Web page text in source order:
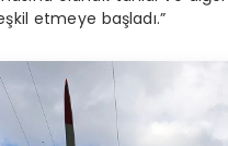
etmeye başladı.”